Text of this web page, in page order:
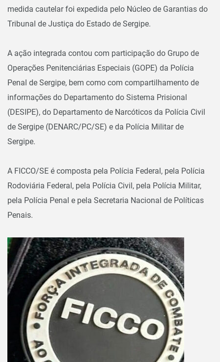
medida cautelar foi expedida pelo Núcleo de Garantias do
Tribunal de Justiça do Estado de Sergipe.
A ação integrada contou com participação do Grupo de
Operações Penitenciárias Especiais (GOPE) da Polícia
Penal de Sergipe, bem como com compartilhamento de
informações do Departamento do Sistema Prisional
(DESIPE), do Departamento de Narcóticos da Polícia Civil
de Sergipe (DENARC/PC/SE) e da Polícia Militar de
Sergipe.
A FICCO/SE é composta pela Polícia Federal, pela Polícia
Rodoviária Federal, pela Polícia Civil, pela Polícia Militar,
pela Polícia Penal e pela Secretaria Nacional de Políticas
Penais.